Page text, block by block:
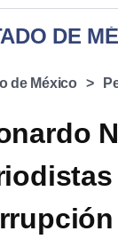
DE
de México